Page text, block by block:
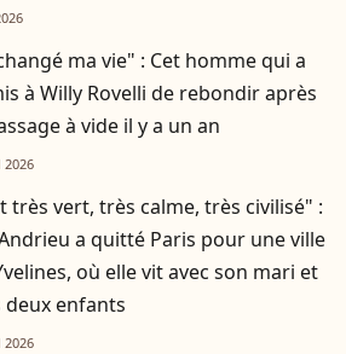
ma vie" : Cet homme qui a
à Willy Rovelli de rebondir après
à vide il y a un an
2026
très vert, très calme, très civilisé" :
a quitté Paris pour une ville
où elle vit avec son mari et
deux enfants
2026